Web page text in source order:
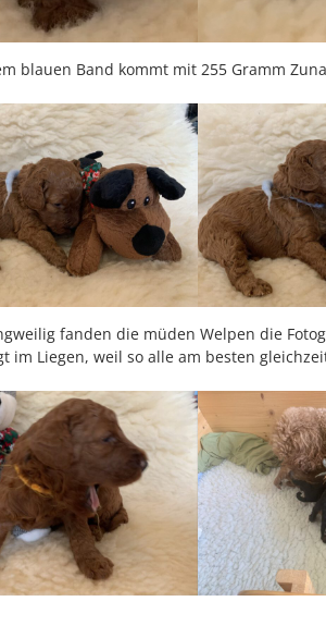
blauen Band kommt mit 255 Gramm
fanden die müden Welpen die
im Liegen, weil so alle am besten